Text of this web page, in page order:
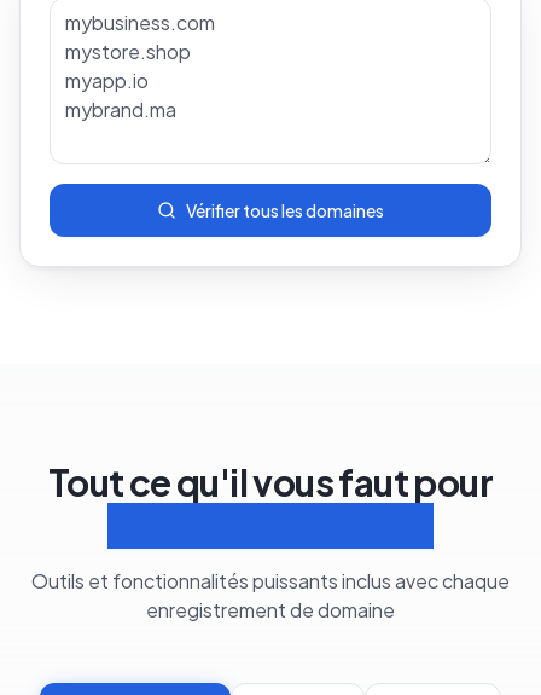
Vérifier tous les domaines
Tout ce qu'il vous faut pour
Outils et fonctionnalités puissants inclus avec chaque
enregistrement de domaine